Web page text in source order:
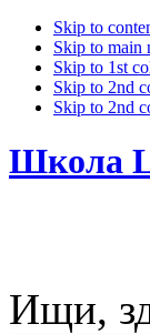
Skip to
Skip to main
Skip to 1st
Skip to 2nd
Skip to 2nd
Школа
Ищи,